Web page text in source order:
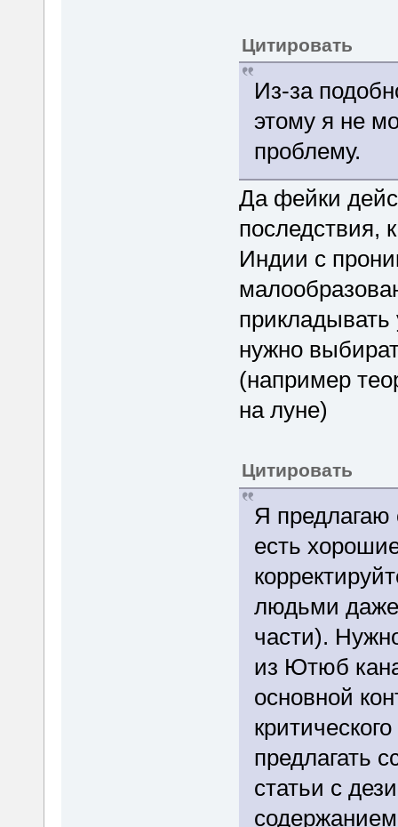
Цитировать
Из-за
этому я не
проблему.
Да фейки
последствия,
Индии с
нужно
(например
на луне)
Цитировать
Я предлагаю
есть
людьми даже
части).
из Ютюб
основной
предлагать
статьи с